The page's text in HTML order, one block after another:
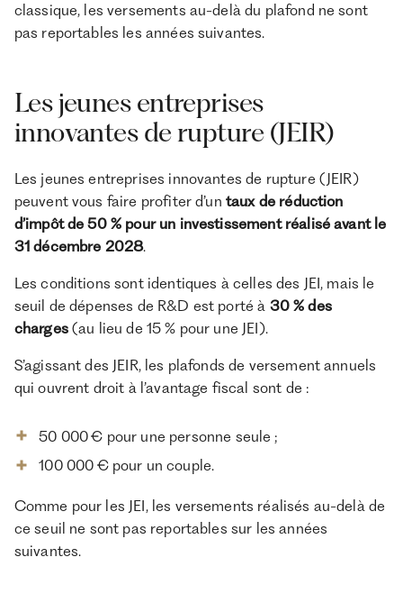
classique, les versements au-delà du plafond ne sont
pas reportables les années suivantes.
Les jeunes entreprises
innovantes de rupture (JEIR)
Les jeunes entreprises innovantes de rupture (JEIR)
peuvent vous faire profiter d’un taux de réduction
d’impôt de 50 % pour un investissement réalisé avant le
31 décembre 2028.
Les conditions sont identiques à celles des JEI, mais le
seuil de dépenses de R&D est porté à 30 % des
charges (au lieu de 15 % pour une JEI).
S’agissant des JEIR, les plafonds de versement annuels
qui ouvrent droit à l’avantage fiscal sont de :
50 000 € pour une personne seule ;
100 000 € pour un couple.
Comme pour les JEI, les versements réalisés au-delà de
ce seuil ne sont pas reportables sur les années
suivantes.